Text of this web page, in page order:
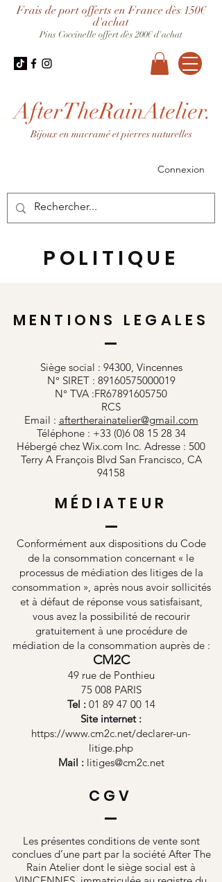
AfterTheRainAtelier.
Bijoux en macramé et pierres naturelles
Connexion
Frais de port offerts en France dès 150€
d'achat
Pins Coccinelle offert dès 200€ d'achat
POLITIQUE
MENTIONS LEGALES
Siège social : 94300, Vincennes
N° SIRET : 89160575000019
N° TVA :FR67891605750
RCS
Email : aftertherainatelier@gmail.com
Téléphone : +33 (0)6 08 15 28 34
Hébergé chez Wix.com Inc. Adresse : 500
Terry A François Blvd San Francisco, CA
94158
MÉDIATEUR
Conformément aux dispositions du Code
de la consommation concernant « le
processus de médiation des litiges de la
consommation », après nous avoir sollicités
et à défaut de réponse vous satisfaisant,
vous avez la possibilité de recourir
gratuitement à une procédure de
médiation de la consommation auprès de :
CM2C
49 rue de Ponthieu
75 008 PARIS
Tel : 01 89 47 00 14
Site internet :
https://www.cm2c.net/declarer-un-
litige.php
Mail : litiges@cm2c.net
CGV
Les présentes conditions de vente sont
conclues d’une part par la société After The
Rain Atelier dont le siège social est à